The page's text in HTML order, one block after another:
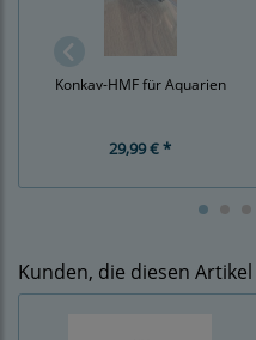
Konkav-HMF für Aquarien
29,99 € *
Kunden, die diesen